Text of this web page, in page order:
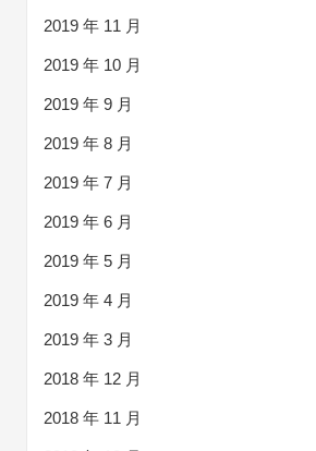
2019 年 11 月
2019 年 10 月
2019 年 9 月
2019 年 8 月
2019 年 7 月
2019 年 6 月
2019 年 5 月
2019 年 4 月
2019 年 3 月
2018 年 12 月
2018 年 11 月